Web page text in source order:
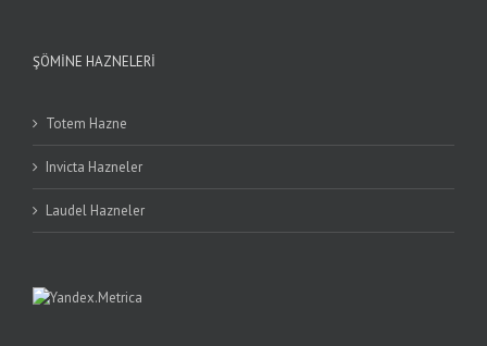
ŞÖMINE HAZNELERI
Totem Hazne
Invicta Hazneler
Laudel Hazneler